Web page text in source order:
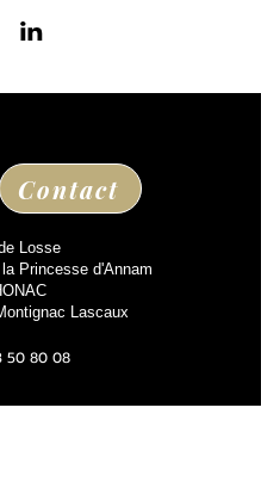
Contact
Losse
la Princesse d'Annam
Lascaux
50 80 08